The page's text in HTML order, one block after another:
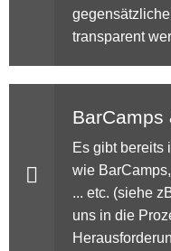
transparent
BarCamps
Es gibt bereits
wie
... etc. (siehe
uns in die